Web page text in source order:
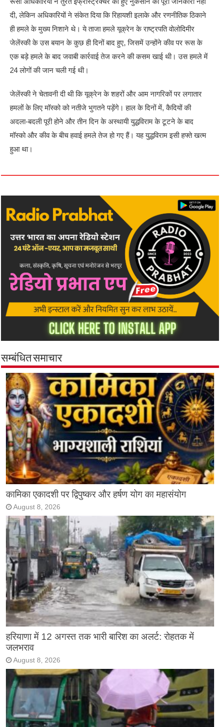
दी, लेकिन अधिकारियों ने संकेत दिया कि रिहायशी इलाके और रणनीतिक ठिकाने
ही हमले के मुख्य निशाने थे। ये ताजा हमले यूक्रेन के राष्ट्रपति वोलोदिमीर
जेलेंस्की के उस बयान के कुछ ही दिनों बाद हुए, जिसमें उन्होंने कीव पर रूस के
एक बड़े हमले के बाद जवाबी कार्रवाई तेज करने की कसम खाई थी। उस हमले में
24 लोगों की जान चली गई थी।
जेलेंस्की ने चेतावनी दी थी कि यूक्रेन के शहरों और आम नागरिकों पर लगातार
हमलों के लिए मॉस्को को नतीजे भुगतने पड़ेंगे। हाल के दिनों में, कैदियों की
अदला-बदली पूरी होने और तीन दिन के अस्थायी युद्धविराम के टूटने के बाद
मॉस्को और कीव के बीच हवाई हमले तेज हो गए हैं। यह युद्धविराम इसी हफ्ते खत्म
हुआ था।
सम्बंधित समाचार
कामिका एकादशी पर द्विपुष्कर और हर्षण योग का महासंयोग
August 8, 2026
हरियाणा में 12 अगस्त तक भारी बारिश का अलर्ट: रोहतक में
जलभराव
August 8, 2026